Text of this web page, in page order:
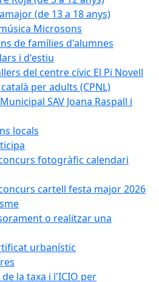
(de 13 a 18 anys)
Microsons
de famílies d'alumnes
i d'estiu
del centre cívic El Pi Novell
per adults (CPNL)
SAV Joana Raspall i
locals
fotogràfic calendari
cartell festa major 2026
o realitzar una
urbanístic
la taxa i l'ICIO per